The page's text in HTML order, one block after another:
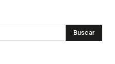
Buscar